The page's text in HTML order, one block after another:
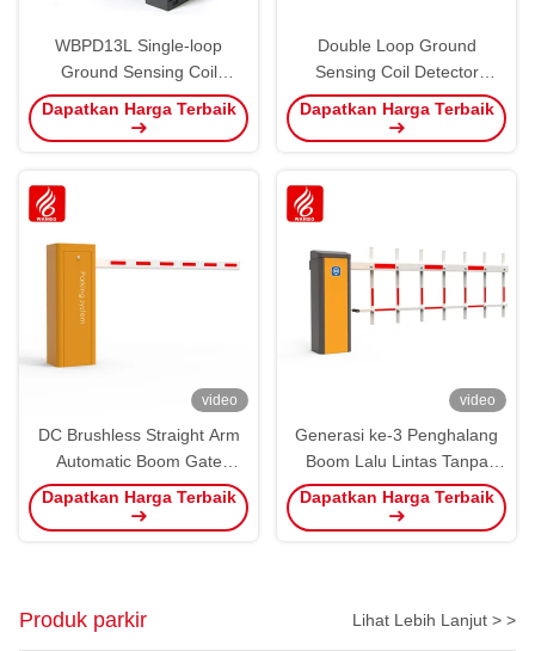
WBPD13L Single-loop
Ground Sensing Coil
Detector Parking Lot
Entrance Exit PMS
Dapatkan Harga Terbaik
Double Loop Ground
Sensing Coil Detector
Tempat parkir
Dapatkan Harga Terbaik
video
DC Brushless Straight Arm
Automatic Boom Gate
Barrier 3-6m Untuk Parkir
Blocker Parkir Sistem
Dapatkan Harga Terbaik
video
Generasi ke-3 Penghalang
Boom Lalu Lintas Tanpa
Sikat Pengelolaan Parkir
Otomatis Cerdas
Dapatkan Harga Terbaik
Produk parkir Lihat Lebih Lanjut > >